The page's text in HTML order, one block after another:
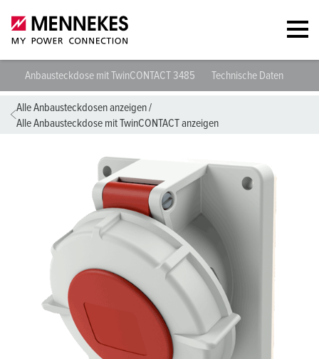
Anbausteckdose mit TwinCONTACT 3485 Technische Daten
Alle Anbausteckdosen anzeigen/
Alle Anbausteckdose mit TwinCONTACT anzeigen